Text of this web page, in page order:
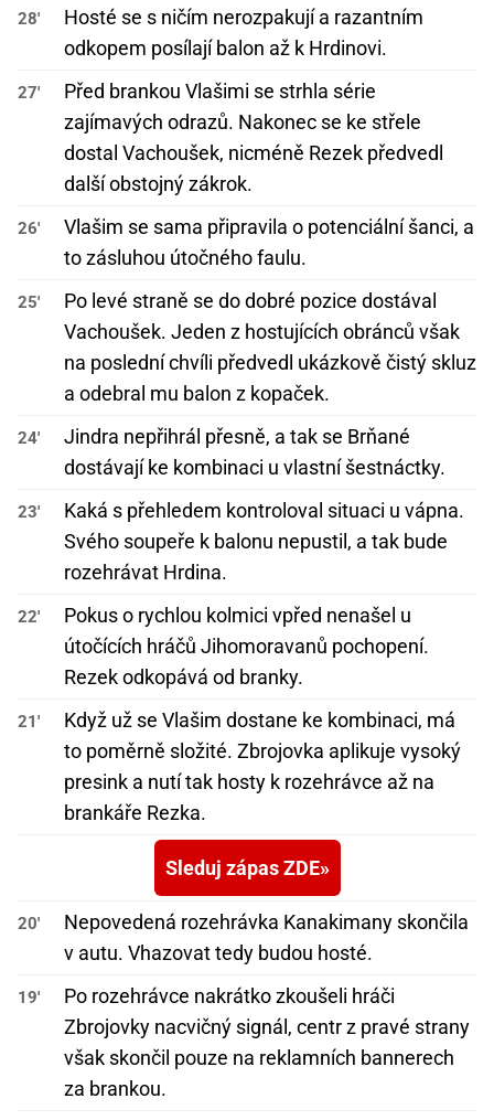
28'
Hosté se s ničím nerozpakují a razantním
odkopem posílají balon až k Hrdinovi.
27'
Před brankou Vlašimi se strhla série
zajímavých odrazů. Nakonec se ke střele
dostal Vachoušek, nicméně Rezek předvedl
další obstojný zákrok.
26'
Vlašim se sama připravila o potenciální šanci, a
to zásluhou útočného faulu.
25'
Po levé straně se do dobré pozice dostával
Vachoušek. Jeden z hostujících obránců však
na poslední chvíli předvedl ukázkově čistý skluz
a odebral mu balon z kopaček.
24'
Jindra nepřihrál přesně, a tak se Brňané
dostávají ke kombinaci u vlastní šestnáctky.
23'
Kaká s přehledem kontroloval situaci u vápna.
Svého soupeře k balonu nepustil, a tak bude
rozehrávat Hrdina.
22'
Pokus o rychlou kolmici vpřed nenašel u
útočících hráčů Jihomoravanů pochopení.
Rezek odkopává od branky.
21'
Když už se Vlašim dostane ke kombinaci, má
to poměrně složité. Zbrojovka aplikuje vysoký
presink a nutí tak hosty k rozehrávce až na
brankáře Rezka.
Sleduj zápas ZDE
20'
Nepovedená rozehrávka Kanakimany skončila
v autu. Vhazovat tedy budou hosté.
19'
Po rozehrávce nakrátko zkoušeli hráči
Zbrojovky nacvičný signál, centr z pravé strany
však skončil pouze na reklamních bannerech
za brankou.